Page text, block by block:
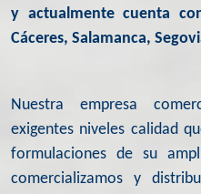
y actualmente cuenta
Cáceres, Salamanca,
Nuestra empresa
exigentes niveles calidad
formulaciones de su
comercializamos y